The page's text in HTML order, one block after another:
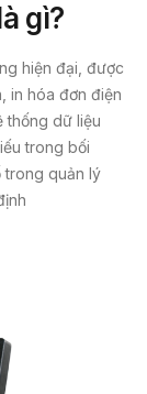
gì?
hiện đại, được
in hóa đơn điện
thống dữ liệu
trong bối
trong quản lý